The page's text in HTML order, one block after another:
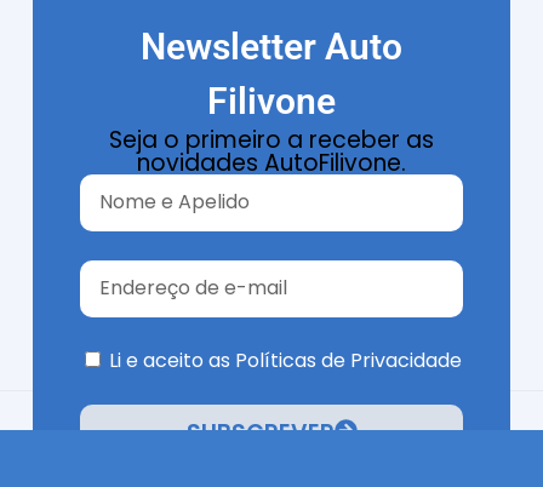
Peugeot 2008 1.2 PureTech Style
18.950€
2025 19.000Km Gasolina
Newsletter Auto
Filivone
Seja o primeiro a receber as
novidades AutoFilivone.
Li e aceito as Políticas de Privacidade
SUBSCREVER